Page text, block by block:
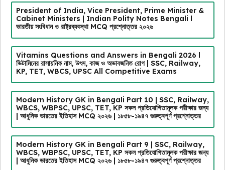
President of India, Vice President, Prime Minister &
Cabinet Ministers | Indian Polity Notes Bengali l
ভারতীয় সংবিধান ও রাষ্ট্রব্যবস্থা MCQ প্রশ্নোত্তর ২০২৬
Vitamins Questions and Answers in Bengali 2026 l
ভিটামিনের রাসায়নিক নাম, উৎস, কাজ ও অভাবজনিত রোগ | SSC, Railway,
KP, TET, WBCS, UPSC All Competitive Exams
Modern History GK in Bengali Part 10 | SSC, Railway,
WBCS, WBPSC, UPSC, TET, KP সকল প্রতিযোগিতামূলক পরীক্ষার জন্য
| আধুনিক ভারতের ইতিহাস MCQ ২০২৬ | ১৮৫৮-১৯৪৭ গুরুত্বপূর্ণ প্রশ্নোত্তর
Modern History GK in Bengali Part 9 | SSC, Railway,
WBCS, WBPSC, UPSC, TET, KP সকল প্রতিযোগিতামূলক পরীক্ষার জন্য
| আধুনিক ভারতের ইতিহাস MCQ ২০২৬ | ১৮৫৮-১৯৪৭ গুরুত্বপূর্ণ প্রশ্নোত্তর